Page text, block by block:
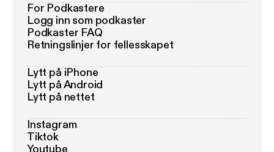
For Podkastere
Logg inn som podkaster
Podkaster FAQ
Retningslinjer for fellesskapet
Lytt på iPhone
Lytt på Android
Lytt på nettet
Instagram
Tiktok
Youtube